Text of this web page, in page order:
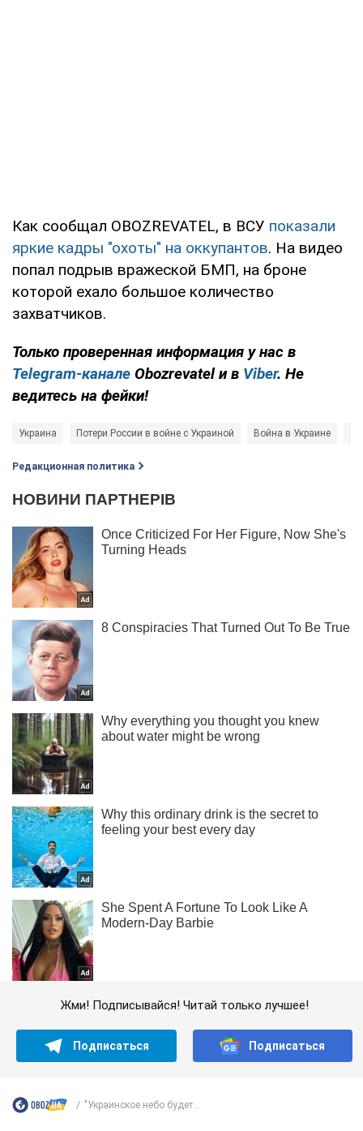
Как сообщал OBOZREVATEL, в ВСУ показали
яркие кадры "охоты" на оккупантов. На видео
попал подрыв вражеской БМП, на броне
которой ехало большое количество
захватчиков.
Только проверенная информация у нас в
Telegram-канале Obozrevatel и в Viber. Не
ведитесь на фейки!
Украина Потери России в войне с Украиной Война в Украине
Редакционная политика
Жми! Подписывайся! Читай только лучшее!
Подписаться Подписаться
"Украинское небо будет...